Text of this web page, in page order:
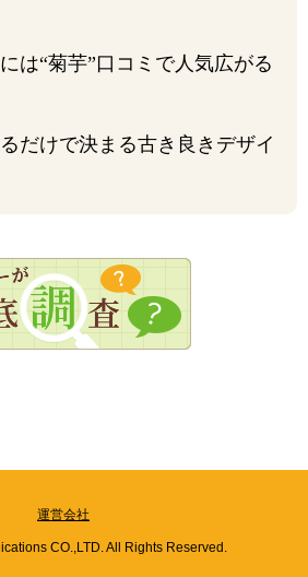
は“菊芋”口コミで人気広がる
だけで決まる古き良きデザイ
運営会社
CO.,LTD. All Rights Reserved.